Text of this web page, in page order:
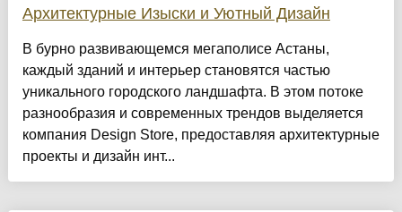
Архитектурные Изыски и Уютный Дизайн
​В бурно развивающемся мегаполисе Астаны,
каждый зданий и интерьер становятся частью
уникального городского ландшафта. В этом потоке
разнообразия и современных трендов выделяется
компания Design Store, предоставляя архитектурные
проекты и дизайн инт...